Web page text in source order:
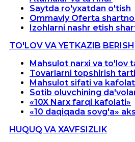
Saytda ro'yxatdan o'tish
Ommaviy Oferta
Izohlarni nashr etish
TO'LOV VA YETKAZIB BERISH
Mahsulot narxi va to'lov
Tovarlarni topshirish
Mahsulot sifati va kafolat
Sotib oluvchining
«10X Narx farqi kafolati»
«10 daqiqada sovg'a»
HUQUQ VA XAVFSIZLIK